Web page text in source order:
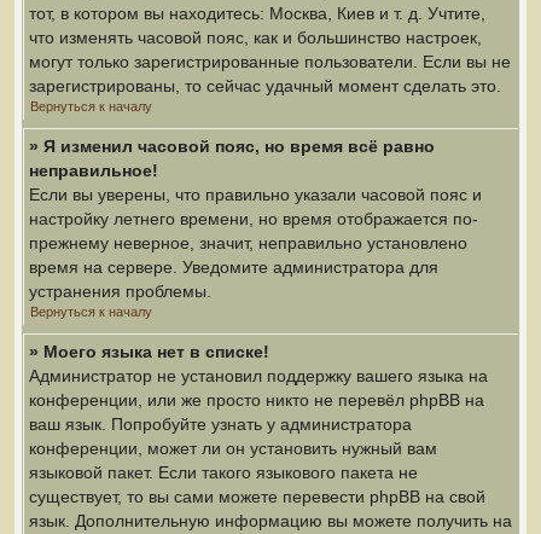
тот, в котором вы находитесь: Москва, Киев и т. д. Учтите,
что изменять часовой пояс, как и большинство настроек,
могут только зарегистрированные пользователи. Если вы не
зарегистрированы, то сейчас удачный момент сделать это.
Вернуться к началу
» Я изменил часовой пояс, но время всё равно
неправильное!
Если вы уверены, что правильно указали часовой пояс и
настройку летнего времени, но время отображается по-
прежнему неверное, значит, неправильно установлено
время на сервере. Уведомите администратора для
устранения проблемы.
Вернуться к началу
» Моего языка нет в списке!
Администратор не установил поддержку вашего языка на
конференции, или же просто никто не перевёл phpBB на
ваш язык. Попробуйте узнать у администратора
конференции, может ли он установить нужный вам
языковой пакет. Если такого языкового пакета не
существует, то вы сами можете перевести phpBB на свой
язык. Дополнительную информацию вы можете получить на